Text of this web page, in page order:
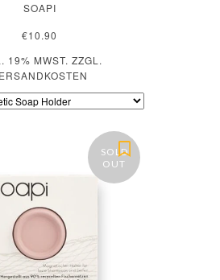
SOAPI
€10.90
19% MWST. ZZGL.
SOLD
OUT